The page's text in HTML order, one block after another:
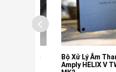
Bộ Xử Lý Âm Thanh
Amply HELIX V